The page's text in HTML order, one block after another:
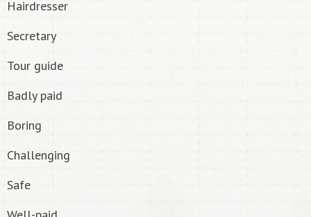
Hairdresser
Secretary
Tour guide
Badly paid
Boring
Challenging
Safe